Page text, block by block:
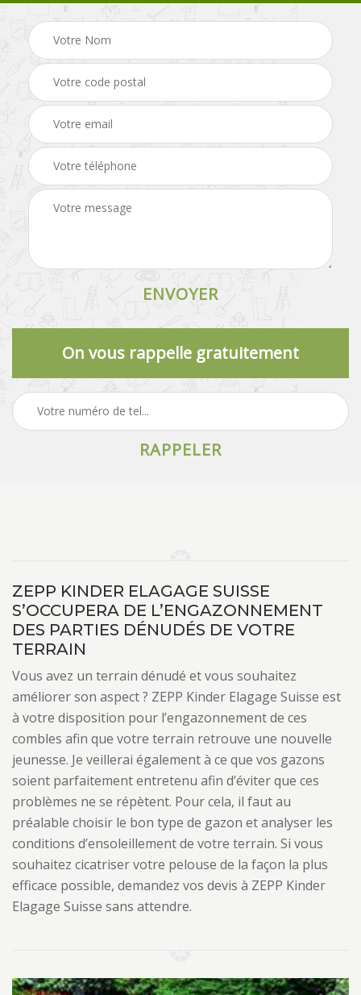
On vous rappelle gratuitement
ZEPP KINDER ELAGAGE SUISSE
S’OCCUPERA DE L’ENGAZONNEMENT
DES PARTIES DÉNUDÉS DE VOTRE
TERRAIN
Vous avez un terrain dénudé et vous souhaitez
améliorer son aspect ? ZEPP Kinder Elagage Suisse est
à votre disposition pour l’engazonnement de ces
combles afin que votre terrain retrouve une nouvelle
jeunesse. Je veillerai également à ce que vos gazons
soient parfaitement entretenu afin d’éviter que ces
problèmes ne se répètent. Pour cela, il faut au
préalable choisir le bon type de gazon et analyser les
conditions d’ensoleillement de votre terrain. Si vous
souhaitez cicatriser votre pelouse de la façon la plus
efficace possible, demandez vos devis à ZEPP Kinder
Elagage Suisse sans attendre.